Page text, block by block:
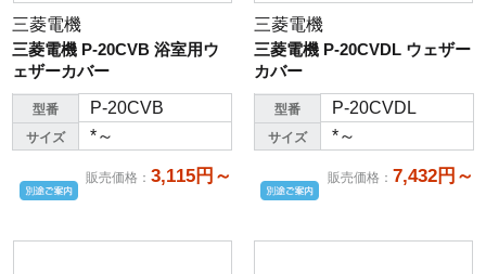
三菱電機
三菱電機 P-20CVB 浴室用ウ
ェザーカバー
型番 P-20CVB
サイズ *～
販売価格 ： 3,115円～
三菱電機
三菱電機 P-20CVDL ウェザー
カバー
型番 P-20CVDL
サイズ *～
販売価格 ： 7,432円～